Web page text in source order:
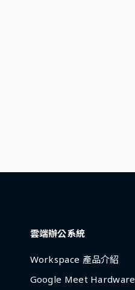
雲端辦公系統
Workspace 產品介紹
Google Meet Hardware